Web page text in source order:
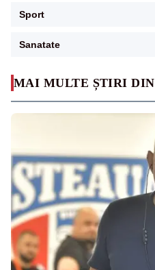
MAI MULTE ȘTIRI DIN
Sport
Sanatate